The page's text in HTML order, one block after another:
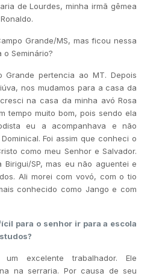
de Lourdes, minha irmã gêmea
Grande/MS, mas ficou nessa
Seminário?
Grande pertencia ao MT. Depois
nos mudamos para a casa da
na casa da minha avó Rosa
tempo muito bom, pois sendo ela
eu a acompanhava e não
Foi assim que conheci o
como meu Senhor e Salvador.
Birigui/SP, mas eu não aguentei e
Ali morei com vovó, com o tio
conhecido como Jango e com
para o senhor ir para a escola
excelente trabalhador. Ele
na serraria. Por causa de seu